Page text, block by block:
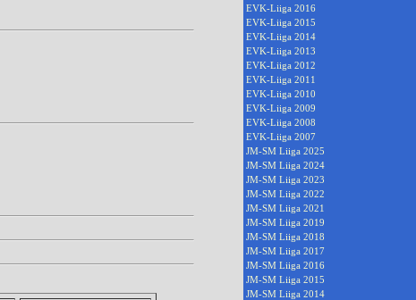
EVK-Liiga 2016
EVK-Liiga 2015
EVK-Liiga 2014
EVK-Liiga 2013
EVK-Liiga 2012
EVK-Liiga 2011
EVK-Liiga 2010
EVK-Liiga 2009
EVK-Liiga 2008
EVK-Liiga 2007
JM-SM Liiga 2025
JM-SM Liiga 2024
JM-SM Liiga 2023
JM-SM Liiga 2022
JM-SM Liiga 2021
JM-SM Liiga 2019
JM-SM Liiga 2018
JM-SM Liiga 2017
JM-SM Liiga 2016
JM-SM Liiga 2015
JM-SM Liiga 2014